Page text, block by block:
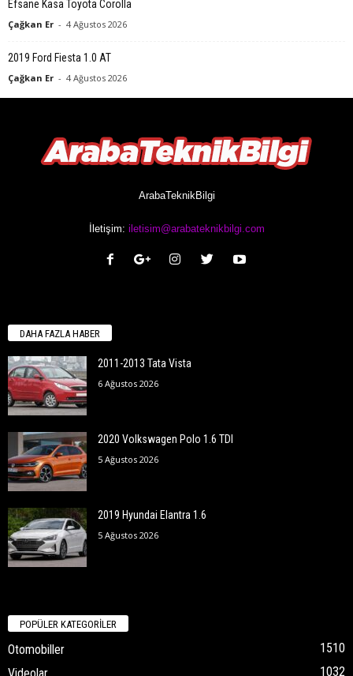
Efsane Kasa Toyota Corolla
Çağkan Er - 4 Ağustos 2026
2019 Ford Fiesta 1.0 AT
Çağkan Er - 4 Ağustos 2026
ArabaTeknikBilgi
İletişim: iletisim@arabateknikbilgi.com
DAHA FAZLA HABER
2011-2013 Tata Vista
6 Ağustos 2026
2020 Volkswagen Polo 1.6 TDI
5 Ağustos 2026
2019 Hyundai Elantra 1.6
5 Ağustos 2026
POPÜLER KATEGORİLER
Otomobiller
1510
1032